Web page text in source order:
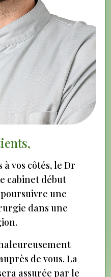
infections ou les
votre dent naturelle.
il nécessaire ?
ancienne
de la racine
à vos côtés, le Dr
cabinet début
une
dans une
de vous. La
assurée par le